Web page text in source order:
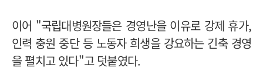
이어 "국립대병원장들은 경영난을 이유로 강제 휴가,
인력 충원 중단 등 노동자 희생을 강요하는 긴축 경영
을 펼치고 있다"고 덧붙였다.